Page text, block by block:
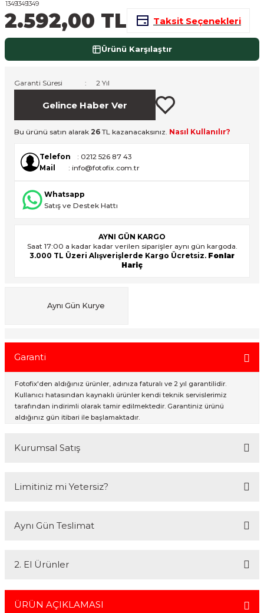
Cihazları
Işıklar
Standlar
Setleri
2.592,00 TL Taksit Seçenekleri
Ürünü Karşılaştır
Garanti Süresi 2 Yıl
Gelince Haber Ver
Bu ürünü satın alarak 26 TL kazanacaksınız. Nasıl Kullanılır?
Telefon
: 0212 526 87 43
Mail
: info@fotofix.com.tr
Whatsapp
Satış ve Destek Hattı
AYNI GÜN KARGO
Saat 17:00 a kadar kadar verilen siparişler aynı gün kargoda.
3.000 TL Üzeri Alışverişlerde Kargo Ücretsiz. Fonlar
Hariç
Aynı Gün Kurye
Garanti
Fotofix'den aldığınız ürünler, adınıza faturalı ve 2 yıl garantilidir.
Kullanıcı hatasından kaynaklı ürünler kendi teknik servislerimiz
tarafından indirimli olarak tamir edilmektedir. Garantiniz ürünü
aldığınız gün itibari ile başlamaktadır.
Kurumsal Satış
online web sitesi olan www.fotofix.com.tr üzerinden hizmet
En uygun ve en hızlı çözüm için bizimle iletişime geçin.
Limitiniz mi Yetersiz?
Ödemelerinizi, iki farklı kredi kartını birleştirerek veya ödemenizin bir
Detaylı bilgi ve seçenekler için lütfen
Aynı Gün Teslimat
tercih edebilirsiniz. Bu hizmet sayesinde, İstanbul içindeki
arayabilirsiniz.
2. El Ürünler
2.el ürünlerimiz, 6 ay garanti süresiyle sunulmaktadır. Bu garanti,
ürünlerinizi aldığınız tarihten itibaren geçerlidir ve her türlü bakım ve
ÜRÜN AÇIKLAMASI